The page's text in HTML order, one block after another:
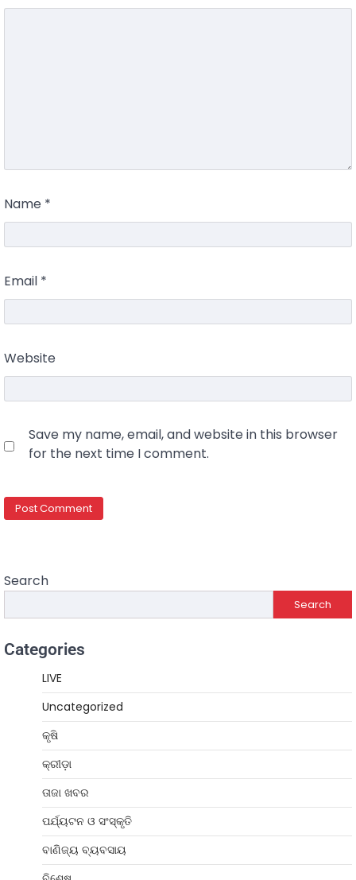
Name *
Email *
Website
Save my name, email, and website in this browser
for the next time I comment.
Search
Search
Categories
LIVE
Uncategorized
କୃଷି
କ୍ରୀଡ଼ା
ତାଜା ଖବର
ପର୍ଯ୍ୟଟନ ଓ ସଂସ୍କୃତି
ବାଣିଜ୍ୟ ବ୍ୟବସାୟ